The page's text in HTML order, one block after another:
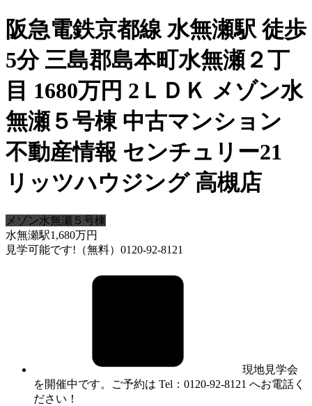
阪急電鉄京都線 水無瀬駅 徒歩
5分 三島郡島本町水無瀬２丁
目 1680万円 2ＬＤＫ メゾン水
無瀬５号棟 中古マンション
不動産情報 センチュリー21
リッツハウジング 高槻店
メゾン水無瀬５号棟
水無瀬駅1,680万円
見学可能です!（無料）0120-92-8121
現地見学会
を開催中です。ご予約は Tel：0120-92-8121 へお電話く
ださい！